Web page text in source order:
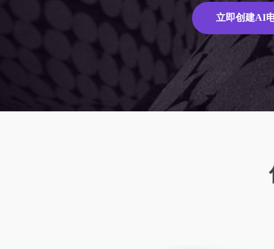
获取所有媒体号内容一键分发全网
版
规
从引导到成交，经营数字化，企业做更大
LTD是LTC思想的数字化进化与升级
LTD是行为方法论（思想），可以固化到
的方式
帮助
为您整
立即创建AI